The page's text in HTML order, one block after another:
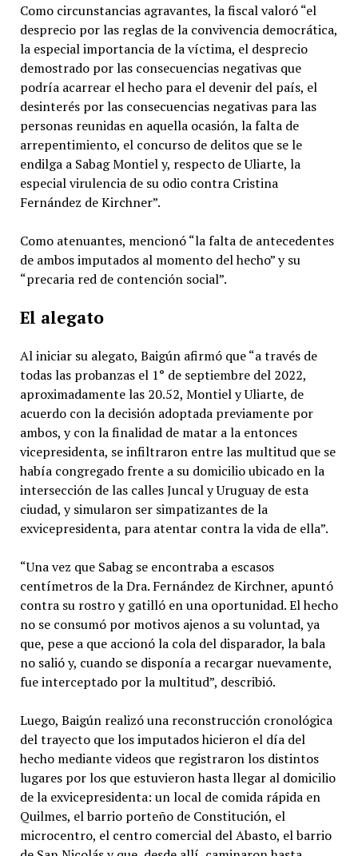
Como circunstancias agravantes, la fiscal valoró “el
desprecio por las reglas de la convivencia democrática,
la especial importancia de la víctima, el desprecio
demostrado por las consecuencias negativas que
podría acarrear el hecho para el devenir del país, el
desinterés por las consecuencias negativas para las
personas reunidas en aquella ocasión, la falta de
arrepentimiento, el concurso de delitos que se le
endilga a Sabag Montiel y, respecto de Uliarte, la
especial virulencia de su odio contra Cristina
Fernández de Kirchner”.
Como atenuantes, mencionó “la falta de antecedentes
de ambos imputados al momento del hecho” y su
“precaria red de contención social”.
El alegato
Al iniciar su alegato, Baigún afirmó que “a través de
todas las probanzas el 1° de septiembre del 2022,
aproximadamente las 20.52, Montiel y Uliarte, de
acuerdo con la decisión adoptada previamente por
ambos, y con la finalidad de matar a la entonces
vicepresidenta, se infiltraron entre las multitud que se
había congregado frente a su domicilio ubicado en la
intersección de las calles Juncal y Uruguay de esta
ciudad, y simularon ser simpatizantes de la
exvicepresidenta, para atentar contra la vida de ella”.
“Una vez que Sabag se encontraba a escasos
centímetros de la Dra. Fernández de Kirchner, apuntó
contra su rostro y gatilló en una oportunidad. El hecho
no se consumó por motivos ajenos a su voluntad, ya
que, pese a que accionó la cola del disparador, la bala
no salió y, cuando se disponía a recargar nuevamente,
fue interceptado por la multitud”, describió.
Luego, Baigún realizó una reconstrucción cronológica
del trayecto que los imputados hicieron el día del
hecho mediante videos que registraron los distintos
lugares por los que estuvieron hasta llegar al domicilio
de la exvicepresidenta: un local de comida rápida en
Quilmes, el barrio porteño de Constitución, el
microcentro, el centro comercial del Abasto, el barrio